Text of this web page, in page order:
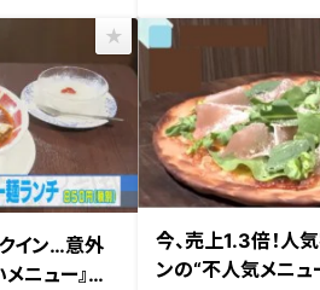
イン…意外
ニュー』
今、売上1.3倍！人
ンの“不人気メニ